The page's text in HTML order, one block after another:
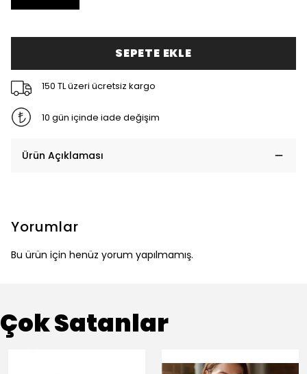
SEPETE EKLE
150 TL üzeri ücretsiz kargo
10 gün içinde iade değişim
Ürün Açıklaması
Yorumlar
Bu ürün için henüz yorum yapılmamış.
Çok Satanlar